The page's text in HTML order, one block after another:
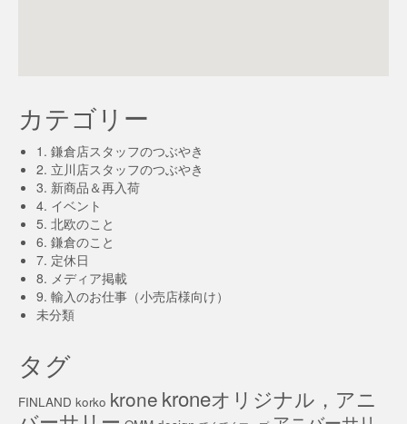
カテゴリー
1. 鎌倉店スタッフのつぶやき
2. 立川店スタッフのつぶやき
3. 新商品＆再入荷
4. イベント
5. 北欧のこと
6. 鎌倉のこと
7. 定休日
8. メディア掲載
9. 輸入のお仕事（小売店様向け）
未分類
タグ
FINLAND korko krone kroneオリジナル，アニ